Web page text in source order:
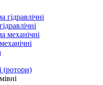
(ротори)